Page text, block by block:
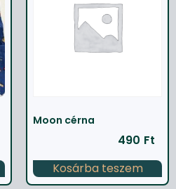
Moon cérna
490 Ft
Kosárba teszem